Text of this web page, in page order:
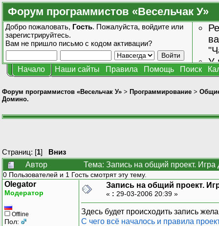
Форум программистов «Весельчак У»
Добро пожаловать, Гость. Пожалуйста, войдите или
зарегистрируйтесь.
Вам не пришло письмо с кодом активации?
У
Начало Наши сайты Правила Помощь Поиск
Форум программистов «Весельчак У» > Программирование >
Домино.
Страниц: [1] Вниз
Автор
Тема: Запись на общий проект.
0 Пользователей и 1 Гость смотрят эту тему.
Olegator
Модератор
Offline
Пол:
Запись на общий проект.
« : 29-03-2006 20:39 »
Здесь будет происходить запись
С чего всё началось и правила